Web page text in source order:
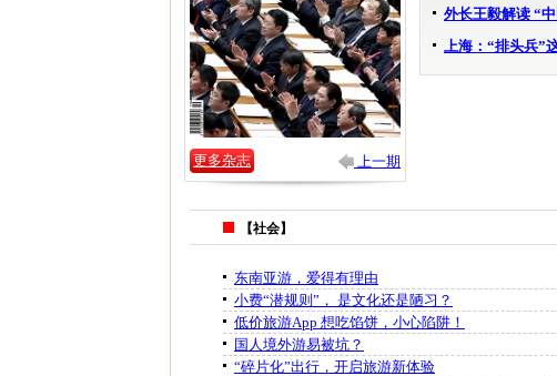
更多杂志 上一期
外长王毅解读 “
上海：“排头兵”
【社会】
东南亚游，爱得有理由
小费“潜规则”， 是文化还是陋习？
低价旅游App 想吃馅饼，小心陷阱！
国人境外游易被坑？
“碎片化”出行，开启旅游新体验